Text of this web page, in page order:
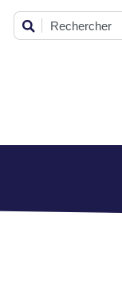
Rechercher